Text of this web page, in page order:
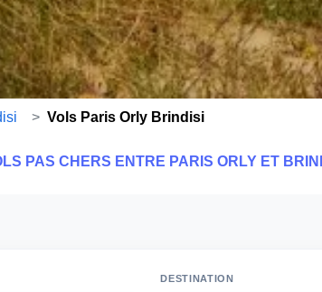
> Vols Paris Orly Brindisi
PAS CHERS ENTRE PARIS ORLY ET
DESTINATION